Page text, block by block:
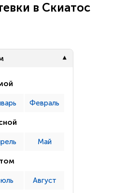
в Скиатос
Февраль
Май
Август